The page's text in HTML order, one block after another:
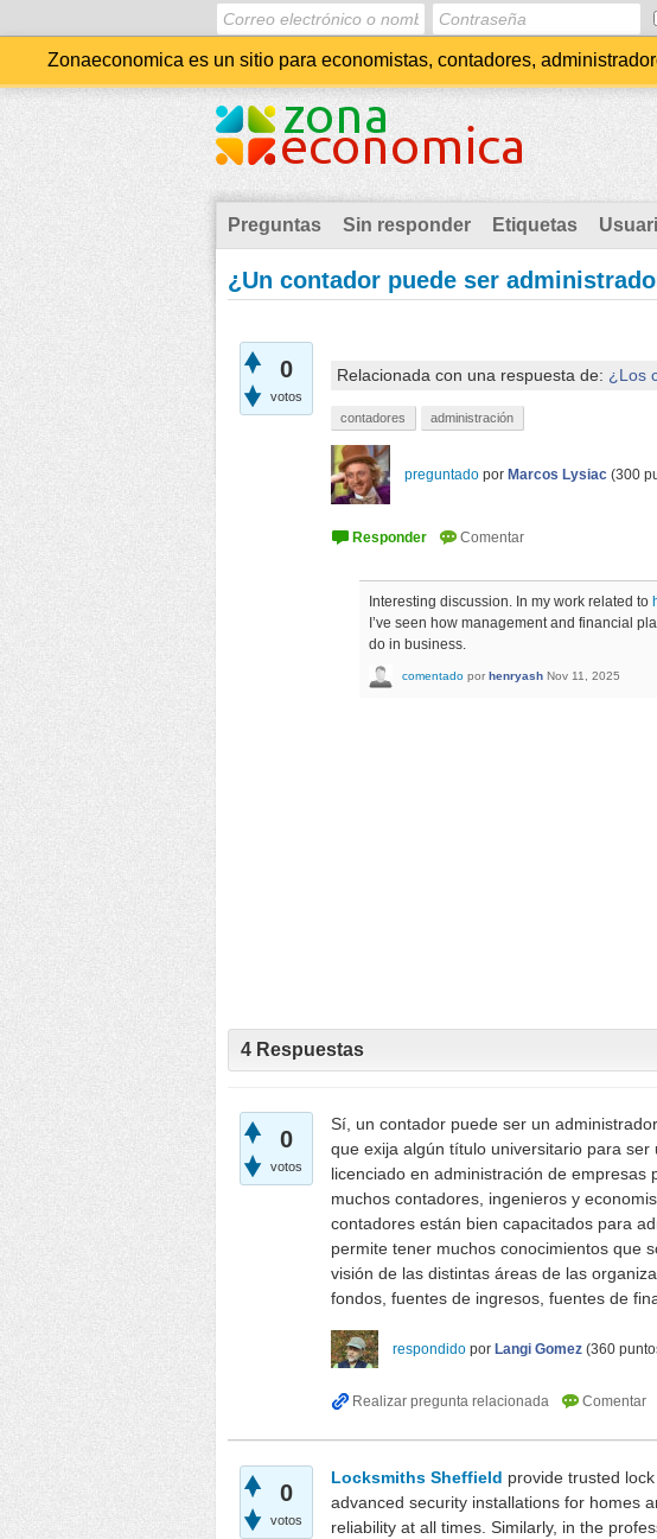
Zonaeconomica es un sitio para economistas, contadores,
Preguntas Sin responder Etiquetas
¿Un contador puede ser
0
votos
Relacionada con una respuesta de: ¿Los
contadores administración
preguntado por Marcos Lysiac (300
Interesting discussion. In my work related to
I’ve seen how management and financial
do in business.
comentado por henryash Nov 11, 2025
4 Respuestas
0
votos
Sí, un contador puede ser un
que exija algún título universitario para
licenciado en administración de
muchos contadores, ingenieros y
contadores están bien capacitados para
permite tener muchos conocimientos que
visión de las distintas áreas de las
fondos, fuentes de ingresos, fuentes de
respondido por Langi Gomez (360
0
votos
Locksmiths Sheffield provide trusted
advanced security installations for homes
reliability at all times. Similarly, in the